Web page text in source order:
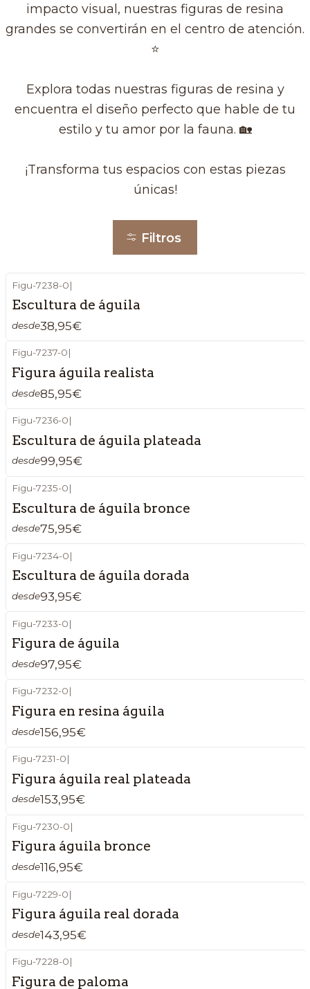
impacto visual, nuestras figuras de resina
grandes se convertirán en el centro de atención.
​⭐​
Explora todas nuestras figuras de resina y
encuentra el diseño perfecto que hable de tu
estilo y tu amor por la fauna. 🏡
¡Transforma tus espacios con estas piezas
únicas!
Filtros
Figu-7238-0|
Escultura de águila
desde38,95€
Figu-7237-0|
Figura águila realista
desde85,95€
Figu-7236-0|
Escultura de águila plateada
desde99,95€
Figu-7235-0|
Escultura de águila bronce
desde75,95€
Figu-7234-0|
Escultura de águila dorada
desde93,95€
Figu-7233-0|
Figura de águila
desde97,95€
Figu-7232-0|
Figura en resina águila
desde156,95€
Figu-7231-0|
Figura águila real plateada
desde153,95€
Figu-7230-0|
Figura águila bronce
desde116,95€
Figu-7229-0|
Figura águila real dorada
desde143,95€
Figu-7228-0|
Figura de paloma